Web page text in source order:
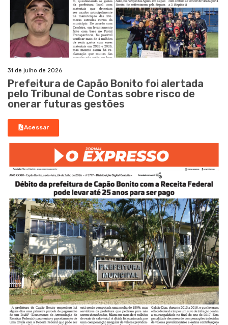
31 de julho de 2026
Prefeitura de Capão Bonito foi alertada
pelo Tribunal de Contas sobre risco de
onerar futuras gestões
Acessar